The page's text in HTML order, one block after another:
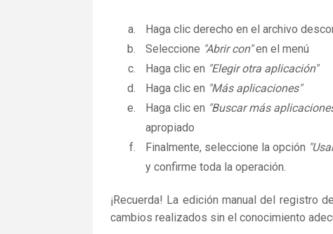
Haga clic derecho en el archivo
Seleccione "Abrir con"en el menú
Haga clic en "Elegir otra aplicación"
Haga clic en "Más aplicaciones"
Haga clic en "Buscar más
apropiado
Finalmente, seleccione la opción
y confirme toda la operación.
¡Recuerda! La edición manual del registro
cambios realizados sin el conocimiento